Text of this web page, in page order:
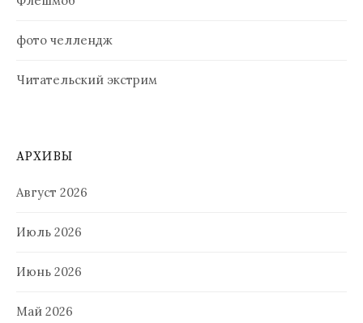
фото челлендж
Читательский экстрим
АРХИВЫ
Август 2026
Июль 2026
Июнь 2026
Май 2026